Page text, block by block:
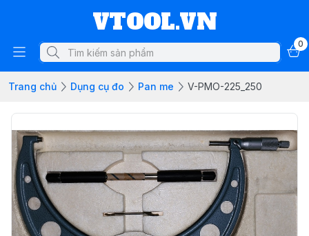
VTOOL.VN
0
Trang chủ Dụng cụ đo Pan me V-PMO-225_250